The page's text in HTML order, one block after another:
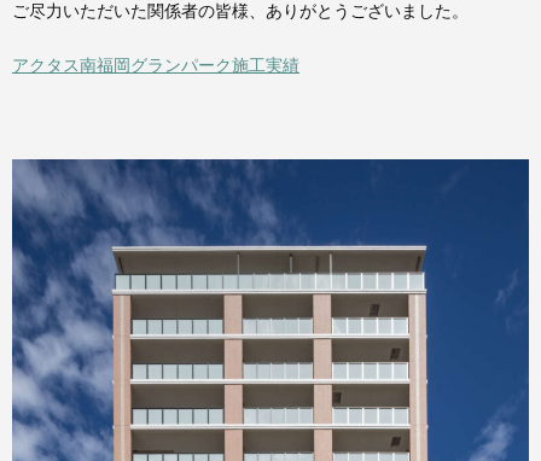
ご尽力いただいた関係者の皆様、ありがとうございました。
アクタス南福岡グランパーク施工実績